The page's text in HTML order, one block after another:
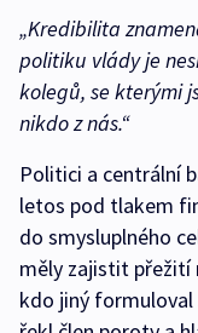
„Kredibilita
politiku vlády je
kolegů, se kterými
nikdo z nás.“
Politici a centrální
letos pod tlakem
do smysluplného
měly zajistit přežití
kdo jiný formuloval